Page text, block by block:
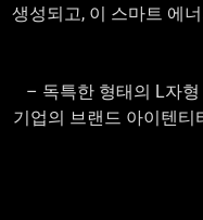
생성되고, 이 스마트 에
– 독특한 형태의 L자
기업의 브랜드 아이텐